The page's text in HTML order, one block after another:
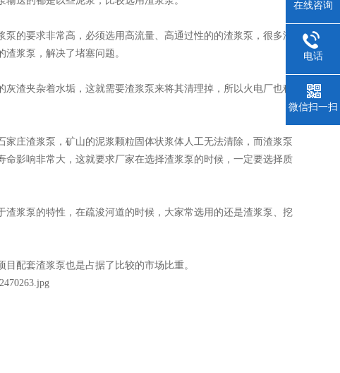
要求非常高，必须选用高流量、高通过性的的渣浆泵，很多渣
浆泵，解决了堵塞问题。
夹杂着水垢，这就需要渣浆泵来将其清理掉，所以火电厂也称
庄渣浆泵，矿山的泥浆颗粒固体状浆体人工无法清除，而渣浆泵
影响非常大，这就要求厂家在选择渣浆泵的时候，一定要选择质
浆泵的特性，在疏浚河道的时候，大家常选用的还是渣浆泵、挖
配套渣浆泵也是占据了比较的市场比重。
在线咨询
电话
微信扫一扫